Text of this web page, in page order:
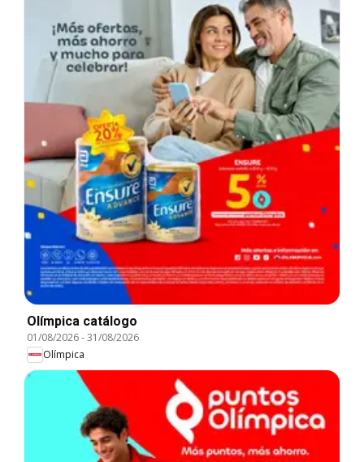
Olímpica catálogo
01/08/2026-31/08/2026
Olímpica